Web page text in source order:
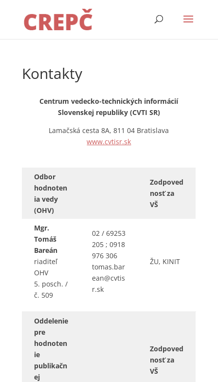
Kontakty
Centrum vedecko-technických informácií
Slovenskej republiky (CVTI SR)
Lamačská cesta 8A, 811 04 Bratislava
www.cvtisr.sk
Odbor
hodnoten
ia vedy
(OHV)
Zodpoved
nosť za
VŠ
Mgr.
Tomáš
Bareán
riaditeľ
OHV
5. posch. /
č. 509
02 / 69253
205 ; 0918
976 306
tomas.bar
ean@cvtis
r.sk
ŽU, KINIT
Oddelenie
pre
hodnoten
ie
publikačn
ej
Zodpoved
nosť za
VŠ